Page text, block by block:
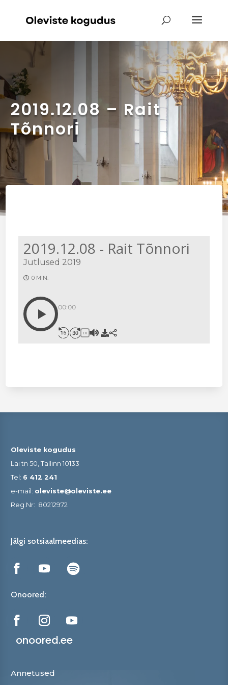
2019.12.08 – Rait
Tõnnori
2019.12.08 - Rait Tõnnori
Jutlused 2019
0 MIN.
00:00
1X
Oleviste kogudus
Lai tn 50, Tallinn 10133
Tel: 6 412 241
e-mail: oleviste@oleviste.ee
Reg.Nr: 80212972
Jälgi sotsiaalmeedias:
Onoored:
onoored.ee
Annetused